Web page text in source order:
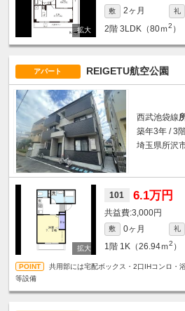
敷 2ヶ月 礼
2階 3LDK（80ｍ2 ）
アパート REIGETU航空公園
西武池袋線
築年3年 / 3
埼玉県所沢
101 6.1万円
3,000円
敷 0ヶ月 礼
1階 1K（26.94ｍ2 ）
共用部には宅配ボックス・2口IHコンロ・
等設備